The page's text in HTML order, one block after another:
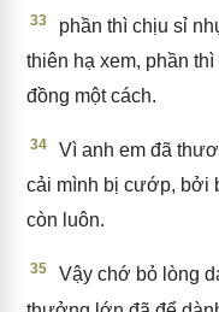
33
phần thì chịu sỉ
thiên hạ xem, phần
đồng một cách.
34
Vì anh em đã
cải mình bị cướp, bởi
còn luôn.
35
Vậy chớ bỏ lòng